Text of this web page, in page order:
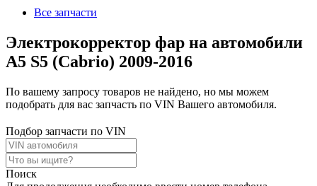
Все запчасти
Электрокорректор фар на автомобили
A5 S5 (Cabrio) 2009-2016
По вашему запросу товаров не найдено, но мы можем
подобрать для вас запчасть по VIN Вашего автомобиля.
Подбор запчасти по VIN
Поиск